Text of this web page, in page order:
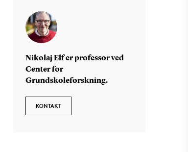
Nikolaj Elf er professor ved
Center for
Grundskoleforskning.
KONTAKT